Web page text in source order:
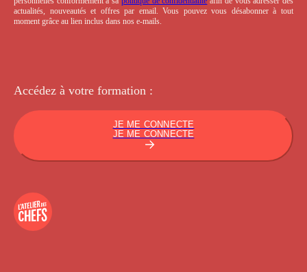
actualités, nouveautés et offres par email. Vous pouvez vous désabonner à tout
moment grâce au lien inclus dans nos e-mails.
Accédez à votre formation :
JE ME CONNECTE
JE ME CONNECTE